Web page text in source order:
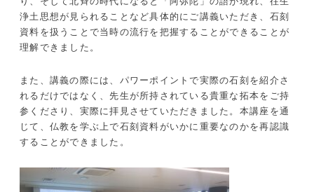
浄土思想が見られることなど具体的にご講義いただき、石刻
資料を扱うことで当時の流行を把握することができることが
理解できました。
また、講義の際には、パワーポイントで実際の石刻を紹介さ
れるだけではなく、先生が所持されている貴重な拓本をご持
参くださり、実際に拝見させていただきました。本講座を通
じて、仏教を学ぶ上で石刻資料がいかに重要なのかを再認識
することができました。